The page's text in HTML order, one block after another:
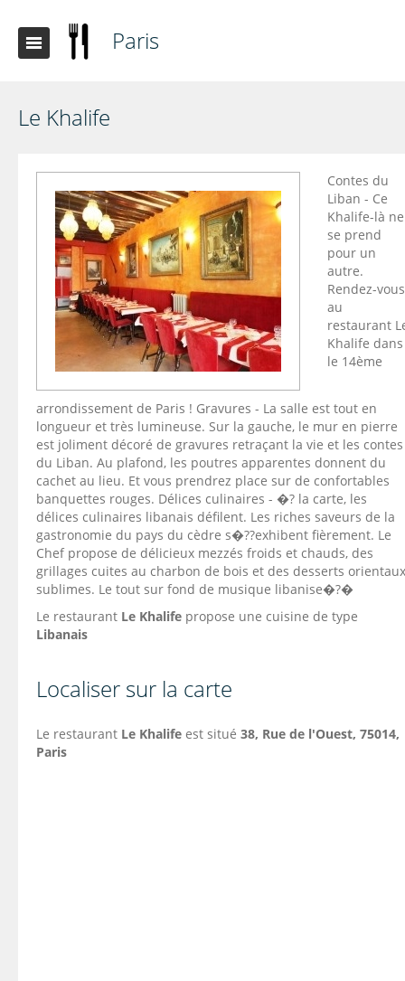
Paris
Le Khalife
Contes du
Liban - Ce
Khalife-là ne
se prend
pour un
autre.
Rendez-vous
au
restaurant
Khalife dans
le 14ème
arrondissement de Paris ! Gravures - La salle est tout en
longueur et très lumineuse. Sur la gauche, le mur en pierre
est joliment décoré de gravures retraçant la vie et les contes
du Liban. Au plafond, les poutres apparentes donnent du
cachet au lieu. Et vous prendrez place sur de confortables
banquettes rouges. Délices culinaires - �? la carte, les
délices culinaires libanais défilent. Les riches saveurs de la
gastronomie du pays du cèdre s�??exhibent fièrement. Le
Chef propose de délicieux mezzés froids et chauds, des
grillages cuites au charbon de bois et des desserts orientaux
sublimes. Le tout sur fond de musique libanise�?�
Le restaurant Le Khalife propose une cuisine de type
Libanais
Localiser sur la carte
Le restaurant Le Khalife est situé 38, Rue de l'Ouest, 75014,
Paris